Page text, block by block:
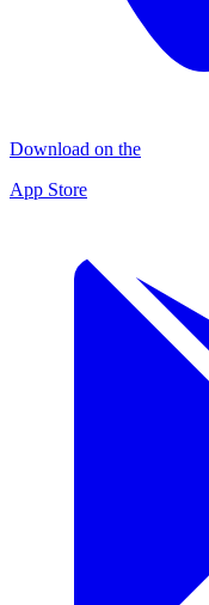
Download on the
App Store